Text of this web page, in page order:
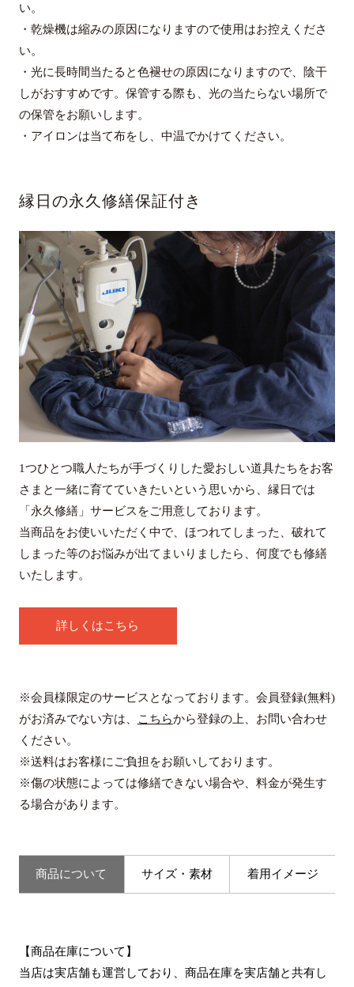
い。
・乾燥機は縮みの原因になりますので使用はお控えくださ
い。
・光に長時間当たると色褪せの原因になりますので、陰干
しがおすすめです。保管する際も、光の当たらない場所で
の保管をお願いします。
・アイロンは当て布をし、中温でかけてください。
縁日の永久修繕保証付き
1つひとつ職人たちが手づくりした愛おしい道具たちをお客
さまと一緒に育てていきたいという思いから、縁日では
「永久修繕」サービスをご用意しております。
当商品をお使いいただく中で、ほつれてしまった、破れて
しまった等のお悩みが出てまいりましたら、何度でも修繕
いたします。
詳しくはこちら
※会員様限定のサービスとなっております。会員登録(無料)
がお済みでない方は、
こちらから登録の上、お問い合わせ
ください。
※送料はお客様にご負担をお願いしております。
※傷の状態によっては修繕できない場合や、料金が発生す
る場合があります。
商品について サイズ・素材 着用イメージ
【商品在庫について】
当店は実店舗も運営しており、商品在庫を実店舗と共有し